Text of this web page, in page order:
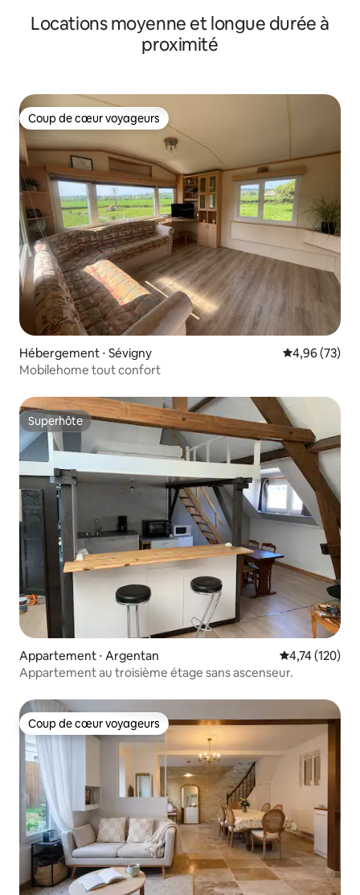
Locations moyenne et longue durée à
proximité
Coup de cœur voyageurs
Coup de cœur voyageurs
Hébergement ⋅ Sévigny Évaluation
4,96 (73)
Mobilehome tout confort
Superhôte
Superhôte
Appartement ⋅ Argentan Évaluation
4,74 (120)
Appartement au troisième étage sans ascenseur.
Coup de cœur voyageurs
Coup de cœur voyageurs